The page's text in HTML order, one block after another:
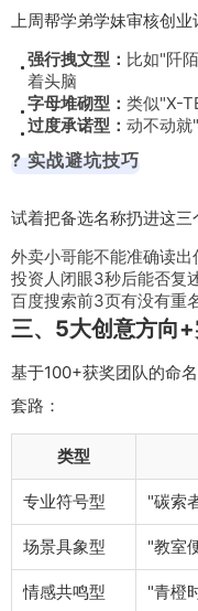
上周帮学弟学妹审核创业
强行拽文型： 比如"阡
着头脑
字母堆砌型： 类似"X-
过度承诺型： 动不动就
? 实战避坑技巧
试着把备选名称扔进这三
外卖小哥能不能准确读出
投资人闭眼3秒后能否复
百度搜索前3页有没有重
三、5大创意方向
基于100+获奖团队的命
套路：
类型
专业符号型 "碳索
场景具象型 "教室
情感共鸣型 "青橙